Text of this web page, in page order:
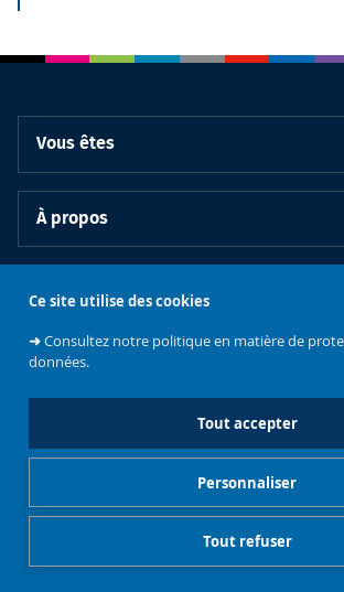
Ce site utilise des cookies
➜Consultez notre politique en matière de
données.
Tout accepter
Tout refuser
Personnaliser
Vous êtes
À propos
Bibliothèques
Contacts
stages
Mentions légales Gestionnaire de